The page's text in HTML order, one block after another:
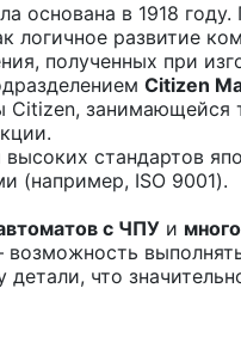
основана в 1918
логичное развитие
полученных при
Citizen
Citizen, занимающейся
стандартов
(например, ISO 9001).
с ЧПУ и
возможность
детали, что